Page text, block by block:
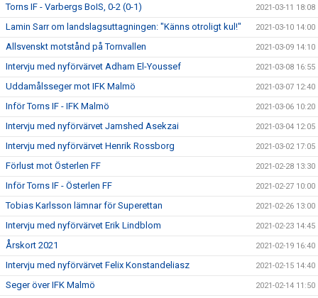
Torns IF - Varbergs BoIS, 0-2 (0-1) 2021-03-11 18:08
Lamin Sarr om landslagsuttagningen: "Känns otroligt kul!" 2021-03-10 14:00
Allsvenskt motstånd på Tornvallen 2021-03-09 14:10
Intervju med nyförvärvet Adham El-Youssef 2021-03-08 16:55
Uddamålsseger mot IFK Malmö 2021-03-07 12:40
Inför Torns IF - IFK Malmö 2021-03-06 10:20
Intervju med nyförvärvet Jamshed Asekzai 2021-03-04 12:05
Intervju med nyförvärvet Henrik Rossborg 2021-03-02 17:05
Förlust mot Österlen FF 2021-02-28 13:30
Inför Torns IF - Österlen FF 2021-02-27 10:00
Tobias Karlsson lämnar för Superettan 2021-02-26 13:00
Intervju med nyförvärvet Erik Lindblom 2021-02-23 14:45
Årskort 2021 2021-02-19 16:40
Intervju med nyförvärvet Felix Konstandeliasz 2021-02-15 14:40
Seger över IFK Malmö 2021-02-14 11:50